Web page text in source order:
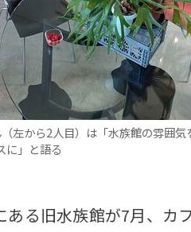
左から2人目）は「水族館の雰囲
に」と語る
る旧水族館が7月、カ